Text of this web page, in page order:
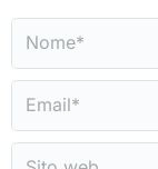
Nome *
Email *
Sito web